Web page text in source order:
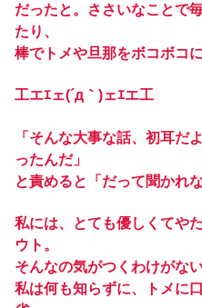
だったと。ささいなことで
たり、
棒でトメや旦那をボコボコ
工エｴェ(´д｀)ェｴエ工
「そんな大事な話、初耳だ
ったんだ」
と責めると「だって聞かれ
私には、とても優しくてや
ウト。
そんなの気がつくわけがない
私は何も知らずに、トメに